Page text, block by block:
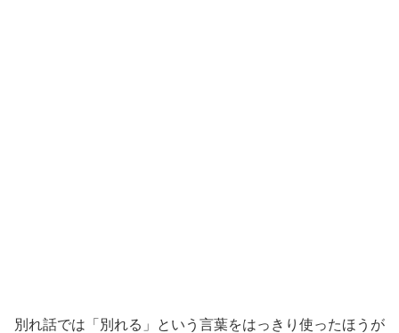
別れ話では「別れる」という言葉をはっきり使ったほうが